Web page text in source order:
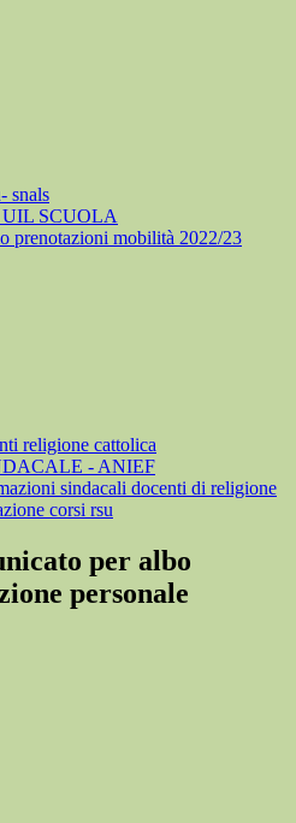
snals
UIL SCUOLA
prenotazioni mobilità 2022/23
religione cattolica
- ANIEF
sindacali docenti di religione
corsi rsu
per albo
personale